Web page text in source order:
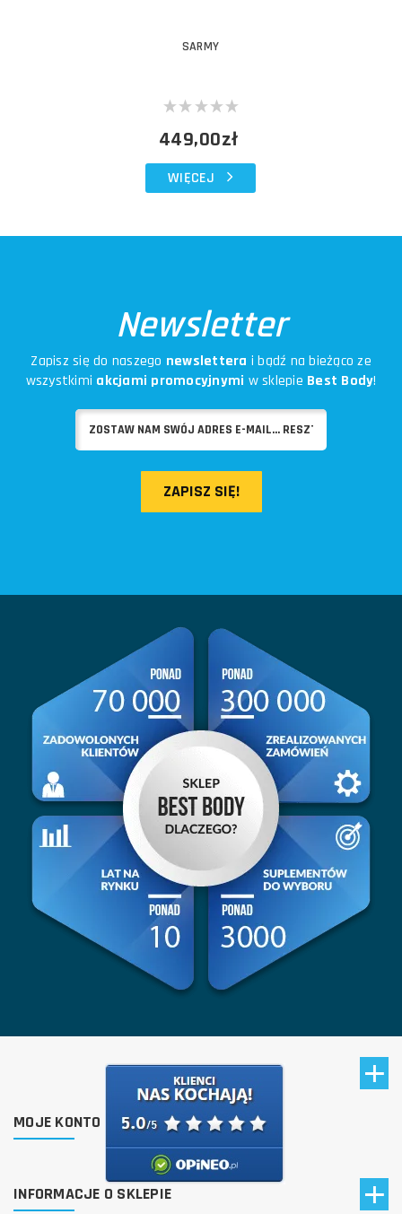
SARMY
449,00zł
WIĘCEJ
Newsletter
Zapisz się do naszego newslettera i bądź na bieżąco ze
wszystkimi akcjami promocyjnymi w sklepie Best Body!
ZAPISZ SIĘ!
MOJE KONTO
INFORMACJE O SKLEPIE